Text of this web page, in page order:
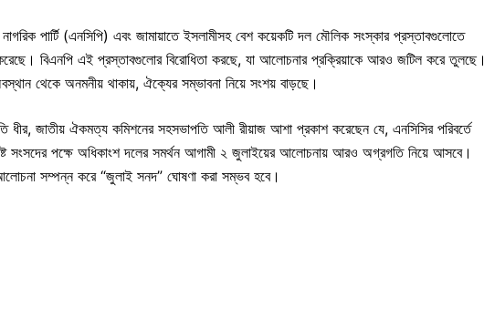
পার্টি (এনসিপি) এবং জামায়াতে ইসলামীসহ বেশ কয়েকটি দল মৌলিক সংস্কার প্রস্তাবগুলোতে
বিএনপি এই প্রস্তাবগুলোর বিরোধিতা করছে, যা আলোচনার প্রক্রিয়াকে আরও জটিল করে তুলছে।
থেকে অনমনীয় থাকায়, ঐক্যের সম্ভাবনা নিয়ে সংশয় বাড়ছে।
ধীর, জাতীয় ঐকমত্য কমিশনের সহসভাপতি আলী রীয়াজ আশা প্রকাশ করেছেন যে, এনসিসির পরিবর্তে
সংসদের পক্ষে অধিকাংশ দলের সমর্থন আগামী ২ জুলাইয়ের আলোচনায় আরও অগ্রগতি নিয়ে আসবে।
সম্পন্ন করে “জুলাই সনদ” ঘোষণা করা সম্ভব হবে।